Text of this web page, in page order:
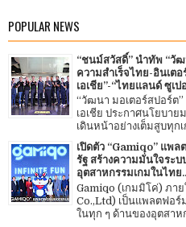
POPULAR NEWS
“ชนม์สวัสดิ์” นำทัพ “วั
ความสำเร็จไทย-อินเต
เอเชีย”-“ไทยแลนด์ ซูเป
“วัฒนา มอเตอร์สปอร์ต
เอเชีย ประกาศนโยบา
เดินหน้าอย่างเต็มสูบทุก
เปิดตัว “Gamiqo” แพ
รัฐ สร้างความมั่นใจระ
อุตสาหกรรมเกมในไทย
Gamiqo (เกมมิโค่) ภา
Co.,Ltd) เป็นแพลตฟอร์
ในทุก ๆ ด้านของอุตสาห